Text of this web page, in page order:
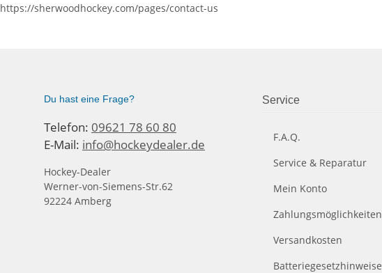
https://sherwoodhockey.com/pages/contact-us
Du hast eine Frage?
Telefon: 09621 78 60 80
E-Mail: info@hockeydealer.de
Hockey-Dealer
Werner-von-Siemens-Str.62
92224 Amberg
Service
F.A.Q.
Service & Reparatur
Mein Konto
Zahlungsmöglichkeiten
Versandkosten
Batteriegesetzhinweise